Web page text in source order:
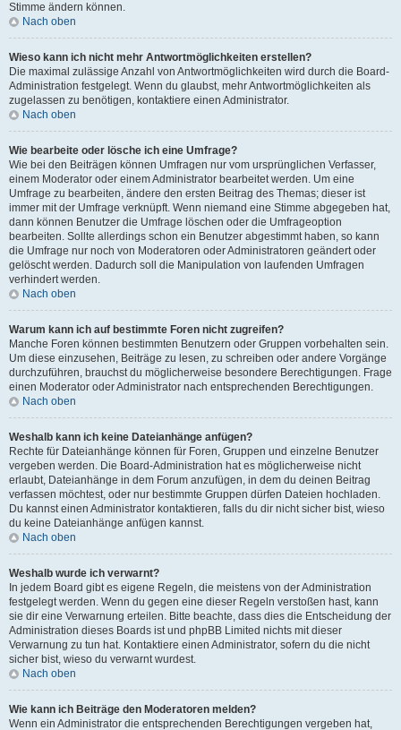
Stimme ändern können.
Nach oben
Wieso kann ich nicht mehr Antwortmöglichkeiten erstellen?
Die maximal zulässige Anzahl von Antwortmöglichkeiten wird durch die Board-
Administration festgelegt. Wenn du glaubst, mehr Antwortmöglichkeiten als
zugelassen zu benötigen, kontaktiere einen Administrator.
Nach oben
Wie bearbeite oder lösche ich eine Umfrage?
Wie bei den Beiträgen können Umfragen nur vom ursprünglichen Verfasser,
einem Moderator oder einem Administrator bearbeitet werden. Um eine
Umfrage zu bearbeiten, ändere den ersten Beitrag des Themas; dieser ist
immer mit der Umfrage verknüpft. Wenn niemand eine Stimme abgegeben hat,
dann können Benutzer die Umfrage löschen oder die Umfrageoption
bearbeiten. Sollte allerdings schon ein Benutzer abgestimmt haben, so kann
die Umfrage nur noch von Moderatoren oder Administratoren geändert oder
gelöscht werden. Dadurch soll die Manipulation von laufenden Umfragen
verhindert werden.
Nach oben
Warum kann ich auf bestimmte Foren nicht zugreifen?
Manche Foren können bestimmten Benutzern oder Gruppen vorbehalten sein.
Um diese einzusehen, Beiträge zu lesen, zu schreiben oder andere Vorgänge
durchzuführen, brauchst du möglicherweise besondere Berechtigungen. Frage
einen Moderator oder Administrator nach entsprechenden Berechtigungen.
Nach oben
Weshalb kann ich keine Dateianhänge anfügen?
Rechte für Dateianhänge können für Foren, Gruppen und einzelne Benutzer
vergeben werden. Die Board-Administration hat es möglicherweise nicht
erlaubt, Dateianhänge in dem Forum anzufügen, in dem du deinen Beitrag
verfassen möchtest, oder nur bestimmte Gruppen dürfen Dateien hochladen.
Du kannst einen Administrator kontaktieren, falls du dir nicht sicher bist, wieso
du keine Dateianhänge anfügen kannst.
Nach oben
Weshalb wurde ich verwarnt?
In jedem Board gibt es eigene Regeln, die meistens von der Administration
festgelegt werden. Wenn du gegen eine dieser Regeln verstoßen hast, kann
sie dir eine Verwarnung erteilen. Bitte beachte, dass dies die Entscheidung der
Administration dieses Boards ist und phpBB Limited nichts mit dieser
Verwarnung zu tun hat. Kontaktiere einen Administrator, sofern du die nicht
sicher bist, wieso du verwarnt wurdest.
Nach oben
Wie kann ich Beiträge den Moderatoren melden?
Wenn ein Administrator die entsprechenden Berechtigungen vergeben hat,